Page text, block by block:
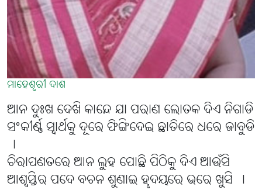
ମାହେଶ୍ବରୀ ଦାଶ
ଆନ ଦୁଃଖ ଦେଖି କାନ୍ଦେ ଯା ପରାଣ ଲୋତକ ଦିଏ ନିଗାଡି
ସଂକୀର୍ଣ୍ଣ ସ୍ୱାର୍ଥକୁ ଦୂରେ ଫିଙ୍ଗିଦେଇ ଛାତିରେ ଧରେ ଜାବୁଡି
।
ଚିରାପଣତରେ ଆନ ଲୁହ ପୋଛି ପିଠିକୁ ଦିଏ ଆଉଁସି
ଆଶ୍ୱସ୍ତିର ପଦେ ବଚନ ଶୁଣାଇ ହୣଦୟରେ ଭରେ ଖୁସି ।